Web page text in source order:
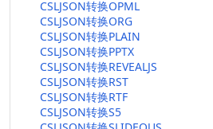
CSLJSON转换OPML
CSLJSON转换ORG
CSLJSON转换PLAIN
CSLJSON转换PPTX
CSLJSON转换REVEALJS
CSLJSON转换RST
CSLJSON转换RTF
CSLJSON转换S5